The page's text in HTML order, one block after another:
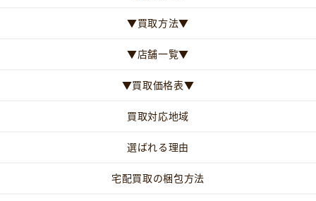
▼買取方法▼
▼店舗一覧▼
▼買取価格表▼
買取対応地域
選ばれる理由
宅配買取の梱包方法